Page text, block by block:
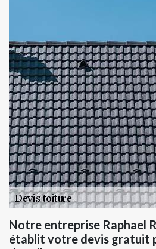
Notre entreprise Raphael
établit votre devis gratuit